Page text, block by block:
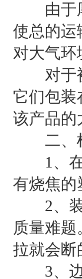
由于厚
使总的运
对大气环
对于被
它们包装
该产品的
二、
1、在
有烧焦的
2、装
质量难
拉就会断
3、边